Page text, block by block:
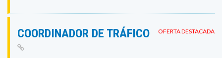
OFERTA DESTACADA
COORDINADOR DE TRÁFICO